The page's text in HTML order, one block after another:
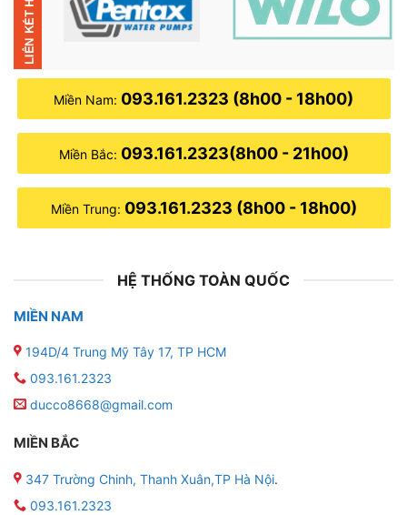
Miền Nam: 093.161.2323 (8h00 - 18h00)
Miền Bắc: 093.161.2323(8h00 - 21h00)
Miền Trung: 093.161.2323 (8h00 - 18h00)
HỆ THỐNG TOÀN QUỐC
MIỀN NAM
194D/4 Trung Mỹ Tây 17, TP HCM
093.161.2323
ducco8668@gmail.com
MIỀN BẮC
347 Trường Chinh, Thanh Xuân,TP Hà Nội.
093.161.2323